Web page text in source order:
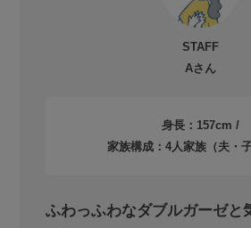
STAFF
Aさん
身長：157cm /
家族構成：4人家族（夫・子
ふわっふわなダブルガーゼと